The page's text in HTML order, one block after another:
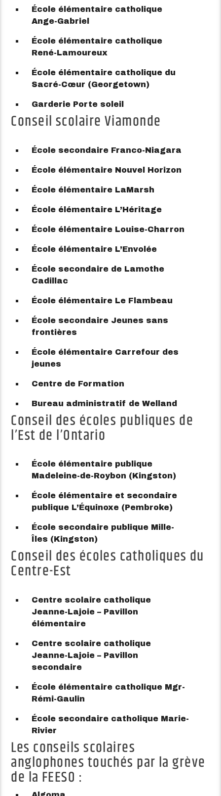
École élémentaire catholique
Ange-Gabriel
École élémentaire catholique
René-Lamoureux
École élémentaire catholique du
Sacré-Cœur (Georgetown)
Garderie Porte soleil
Conseil scolaire Viamonde
École secondaire Franco-Niagara
École élémentaire Nouvel Horizon
École élémentaire LaMarsh
École élémentaire L’Héritage
École élémentaire Louise-Charron
École élémentaire L’Envolée
École secondaire de Lamothe
Cadillac
École élémentaire Le Flambeau
École secondaire Jeunes sans
frontières
École élémentaire Carrefour des
jeunes
Centre de Formation
Bureau administratif de Welland
Conseil des écoles publiques de
l’Est de l’Ontario
École élémentaire publique
Madeleine-de-Roybon (Kingston)
École élémentaire et secondaire
publique L’Équinoxe (Pembroke)
École secondaire publique Mille-
Îles (Kingston)
Conseil des écoles catholiques du
Centre-Est
Centre scolaire catholique
Jeanne-Lajoie – Pavillon
élémentaire
Centre scolaire catholique
Jeanne-Lajoie – Pavillon
secondaire
École élémentaire catholique Mgr-
Rémi-Gaulin
École secondaire catholique Marie-
Rivier
Les conseils scolaires
anglophones touchés par la grève
de la FEESO :